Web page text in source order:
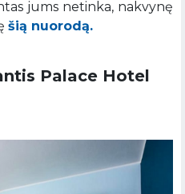
jums netinka, nakvynę
šią nuorodą.
Palace Hotel